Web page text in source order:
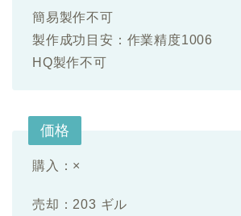
簡易製作不可
製作成功目安：作業精度1006
HQ製作不可
価格
購入：×
売却：203 ギル